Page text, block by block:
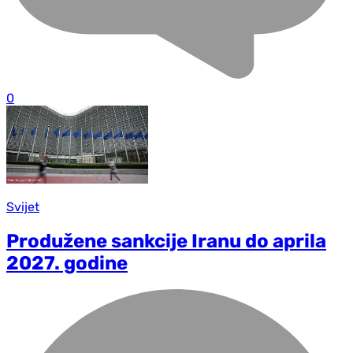
0
Svijet
Produžene sankcije Iranu do aprila
2027. godine